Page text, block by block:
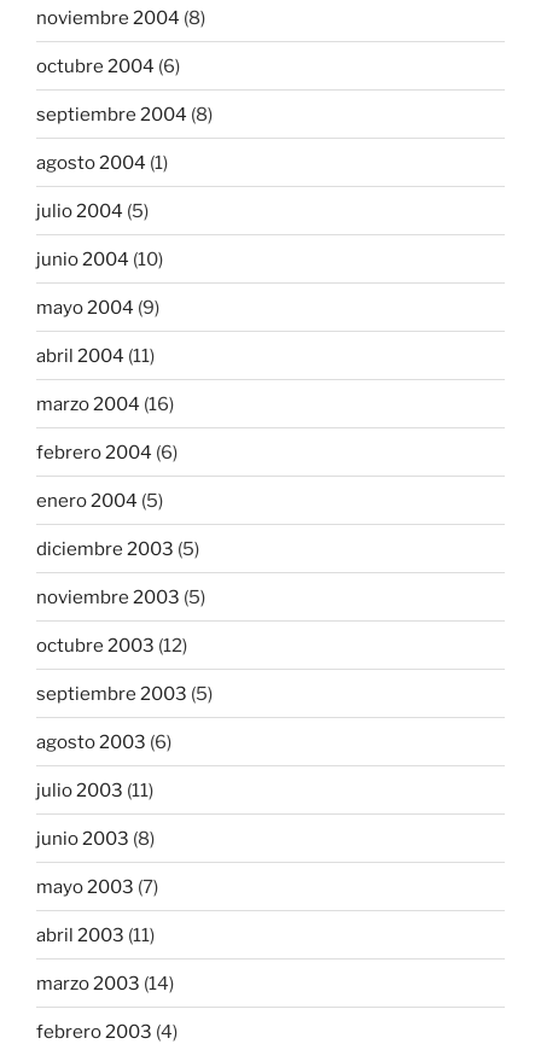
noviembre 2004 (8)
octubre 2004 (6)
septiembre 2004 (8)
agosto 2004 (1)
julio 2004 (5)
junio 2004 (10)
mayo 2004 (9)
abril 2004 (11)
marzo 2004 (16)
febrero 2004 (6)
enero 2004 (5)
diciembre 2003 (5)
noviembre 2003 (5)
octubre 2003 (12)
septiembre 2003 (5)
agosto 2003 (6)
julio 2003 (11)
junio 2003 (8)
mayo 2003 (7)
abril 2003 (11)
marzo 2003 (14)
febrero 2003 (4)